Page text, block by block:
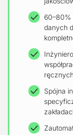
60–80%
danych
Spójna